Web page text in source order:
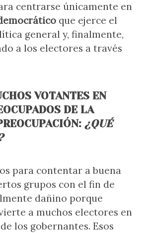
centrarse únicamente en
que ejerce el
general y, finalmente,
a los electores a través
VOTANTES EN
DE LA
¿QUÉ
para contentar a buena
grupos con el fin de
dañino porque
a muchos electores en
los gobernantes. Esos